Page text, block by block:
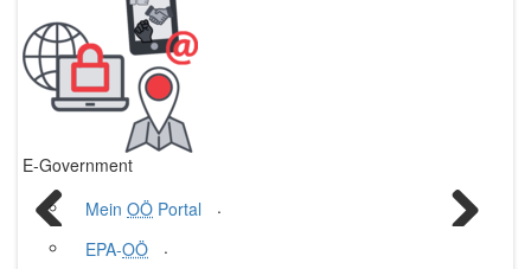
E-Government
Mein OÖ Portal
.
EPA-OÖ
.
Bürgerservice rund um die Uhr
Terminvereinbarung
Förderungen
Previous